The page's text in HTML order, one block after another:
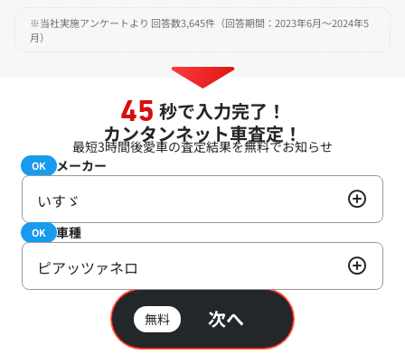
※当社実施アンケートより 回答数3,645件（回答期間：2023年6月～2024年5
月）
45 秒で入力完了！
カンタンネット車査定！
最短3時間後愛車の査定結果を無料でお知らせ
メーカー
必須
OK
いすゞ
車種
必須
OK
ピアッツァネロ
無料 次へ